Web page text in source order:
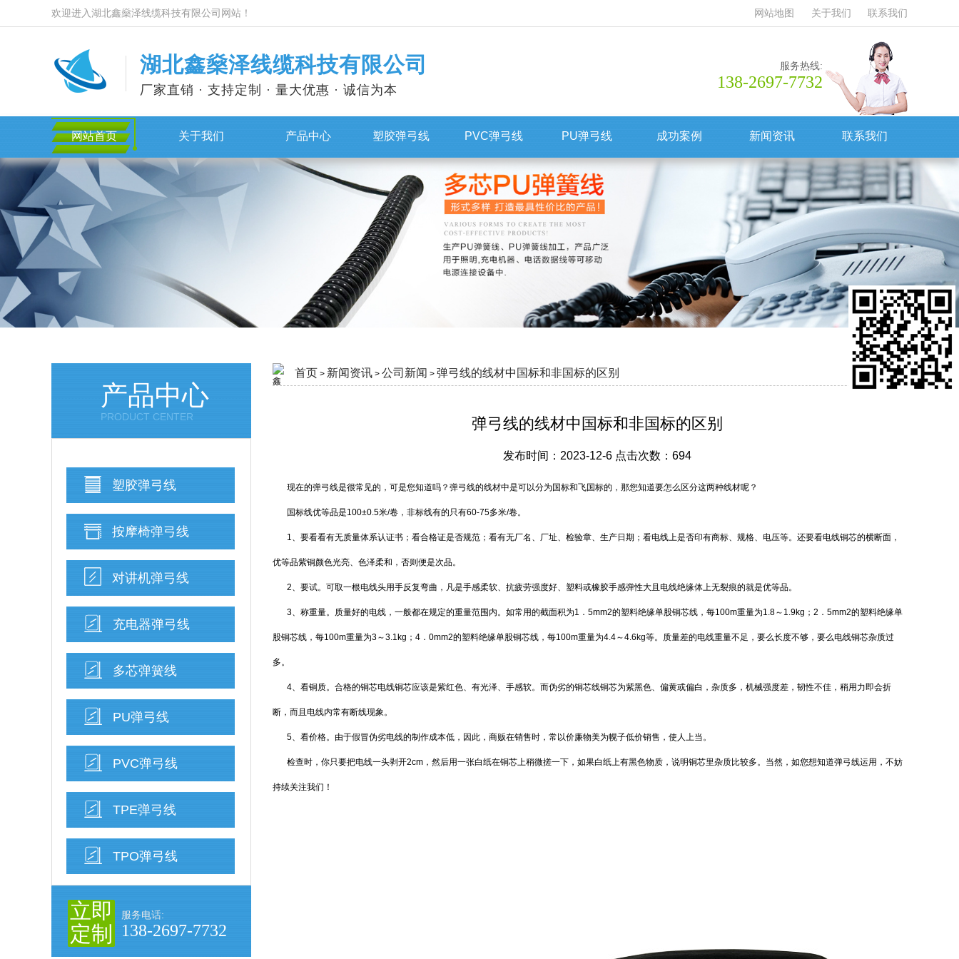
欢迎进入湖北鑫燊泽线缆科技有限公司网站！ 网站地图 关于我们 联系我们
湖北鑫燊泽线缆科技有限公司
厂家直销 · 支持定制 · 量大优惠 · 诚信为本
服务热线:
138-2697-7732
网站首页 关于我们 产品中心 塑胶弹弓线 PVC弹弓线 PU弹弓线 成功案例 新闻资讯 联系我们
产品中心
PRODUCT CENTER
塑胶弹弓线
按摩椅弹弓线
对讲机弹弓线
充电器弹弓线
多芯弹簧线
PU弹弓线
PVC弹弓线
TPE弹弓线
TPO弹弓线
立即
定制
服务电话:
138-2697-7732
首页 > 新闻资讯 > 公司新闻 > 弹弓线的线材中国标和非国标的区别
弹弓线的线材中国标和非国标的区别
发布时间：2023-12-6 点击次数：694
现在的弹弓线是很常见的，可是您知道吗？弹弓线的线材中是可以分为国标和飞国标的，那您知道要怎么区分这两种线材呢？
国标线优等品是100±0.5米/卷，非标线有的只有60-75多米/卷。
1、要看看有无质量体系认证书；看合格证是否规范；看有无厂名、厂址、检验章、生产日期；看电线上是否印有商标、规格、电压等。还要看电线铜芯的横断面，
优等品紫铜颜色光亮、色泽柔和，否则便是次品。
2、要试。可取一根电线头用手反复弯曲，凡是手感柔软、抗疲劳强度好、塑料或橡胶手感弹性大且电线绝缘体上无裂痕的就是优等品。
3、称重量。质量好的电线，一般都在规定的重量范围内。如常用的截面积为1．5mm2的塑料绝缘单股铜芯线，每100m重量为1.8～1.9kg；2．5mm2的塑料绝缘单
股铜芯线，每100m重量为3～3.1kg；4．0mm2的塑料绝缘单股铜芯线，每100m重量为4.4～4.6kg等。质量差的电线重量不足，要么长度不够，要么电线铜芯杂质过
多。
4、看铜质。合格的铜芯电线铜芯应该是紫红色、有光泽、手感软。而伪劣的铜芯线铜芯为紫黑色、偏黄或偏白，杂质多，机械强度差，韧性不佳，稍用力即会折
断，而且电线内常有断线现象。
5、看价格。由于假冒伪劣电线的制作成本低，因此，商贩在销售时，常以价廉物美为幌子低价销售，使人上当。
检查时，你只要把电线一头剥开2cm，然后用一张白纸在铜芯上稍微搓一下，如果白纸上有黑色物质，说明铜芯里杂质比较多。当然，如您想知道弹弓线运用，不妨
持续关注我们！